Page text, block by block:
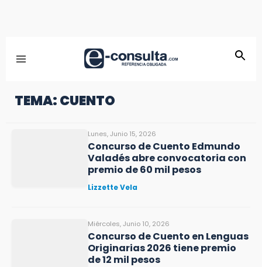
TEMA: CUENTO
Lunes, Junio 15, 2026
Concurso de Cuento Edmundo
Valadés abre convocatoria con
premio de 60 mil pesos
Lizzette Vela
Miércoles, Junio 10, 2026
Concurso de Cuento en Lenguas
Originarias 2026 tiene premio
de 12 mil pesos